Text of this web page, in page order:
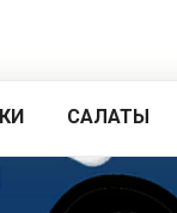
САЛАТЫ